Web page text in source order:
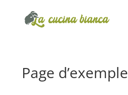
Page d’exemple